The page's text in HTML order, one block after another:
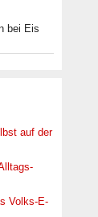
bei Eis
auf der
Volks-E-